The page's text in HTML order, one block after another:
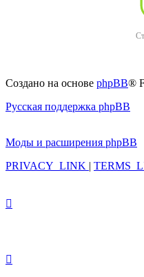
Создано на основе phpBB®
Русская поддержка phpBB
Моды и расширения phpBB
PRIVACY_LINK |